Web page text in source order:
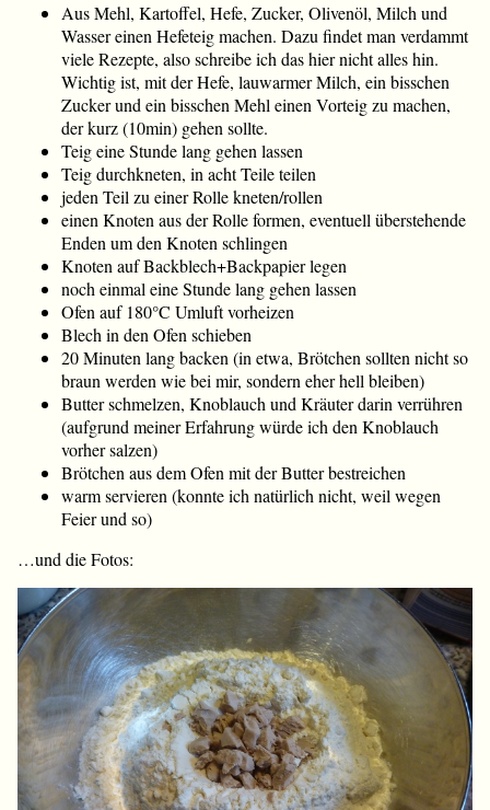
Aus Mehl, Kartoffel, Hefe, Zucker, Olivenöl, Milch und
Wasser einen Hefeteig machen. Dazu findet man verdammt
viele Rezepte, also schreibe ich das hier nicht alles hin.
Wichtig ist, mit der Hefe, lauwarmer Milch, ein bisschen
Zucker und ein bisschen Mehl einen Vorteig zu machen,
der kurz (10min) gehen sollte.
Teig eine Stunde lang gehen lassen
Teig durchkneten, in acht Teile teilen
jeden Teil zu einer Rolle kneten/rollen
einen Knoten aus der Rolle formen, eventuell überstehende
Enden um den Knoten schlingen
Knoten auf Backblech+Backpapier legen
noch einmal eine Stunde lang gehen lassen
Ofen auf 180°C Umluft vorheizen
Blech in den Ofen schieben
20 Minuten lang backen (in etwa, Brötchen sollten nicht so
braun werden wie bei mir, sondern eher hell bleiben)
Butter schmelzen, Knoblauch und Kräuter darin verrühren
(aufgrund meiner Erfahrung würde ich den Knoblauch
vorher salzen)
Brötchen aus dem Ofen mit der Butter bestreichen
warm servieren (konnte ich natürlich nicht, weil wegen
Feier und so)
…und die Fotos: